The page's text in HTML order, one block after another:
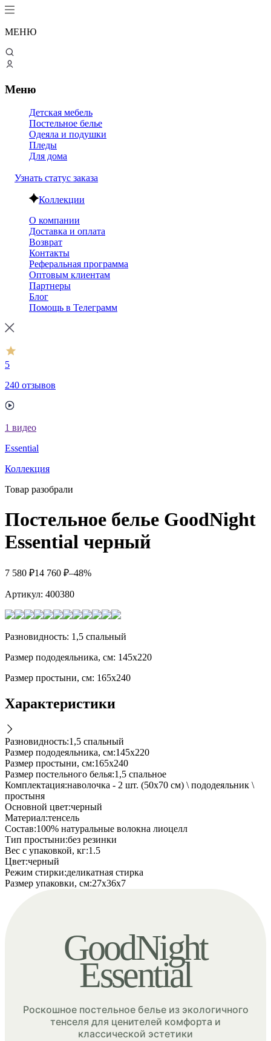
МЕНЮ
Меню
Детская мебель
Постельное белье
Одеяла и подушки
Пледы
Для дома
Узнать статус заказа
Коллекции
О компании
Доставка и оплата
Возврат
Контакты
Реферальная программа
Оптовым клиентам
Партнеры
Блог
Помощь в Телеграмм
5
240 отзывов
1 видео
Essential
Коллекция
Товар разобрали
Постельное белье GoodNight
Essential черный
7 580 ₽14 760 ₽–48%
Артикул: 400380
Разновидность: 1,5 спальный
Размер пододеяльника, см: 145х220
Размер простыни, см: 165х240
Характеристики
Разновидность:1,5 спальный
Размер пододеяльника, см:145х220
Размер простыни, см:165х240
Размер постельного белья:1,5 спальное
Комплектация:наволочка - 2 шт. (50х70 см) \ пододеяльник \
простыня
Основной цвет:черный
Материал:тенсель
Состав:100% натуральные волокна лиоцелл
Тип простыни:без резинки
Вес с упаковкой, кг:1.5
Цвет:черный
Режим стирки:деликатная стирка
Размер упаковки, см:27х36х7
GoodNight
Essential
Роскошное постельное белье из экологичного
тенселя для ценителей комфорта и
классической эстетики